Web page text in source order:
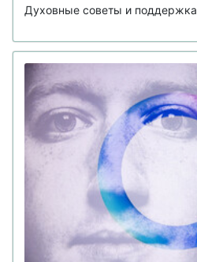
Духовные советы и поддержка